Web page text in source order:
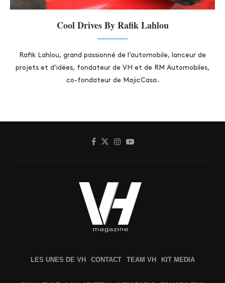
Cool Drives By Rafik Lahlou
Rafik Lahlou, grand passionné de l’automobile, lanceur de
projets et d’idées, fondateur de VH et de RM Automobiles,
co-fondateur de MajicCasa.
LES UNES DE VH CONTACT TEAM VH KIT MEDIA